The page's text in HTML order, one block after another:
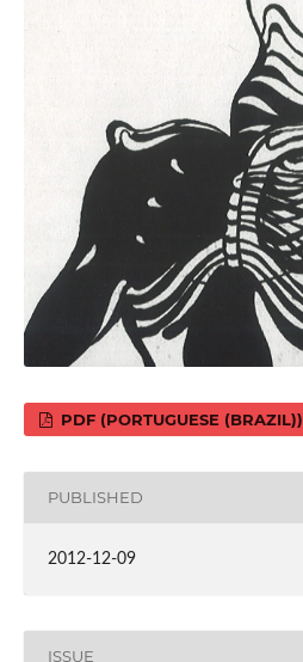
PDF (PORTUGUESE (BRAZIL))
PUBLISHED
2012-12-09
ISSUE